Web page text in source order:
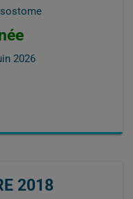
2026
2018